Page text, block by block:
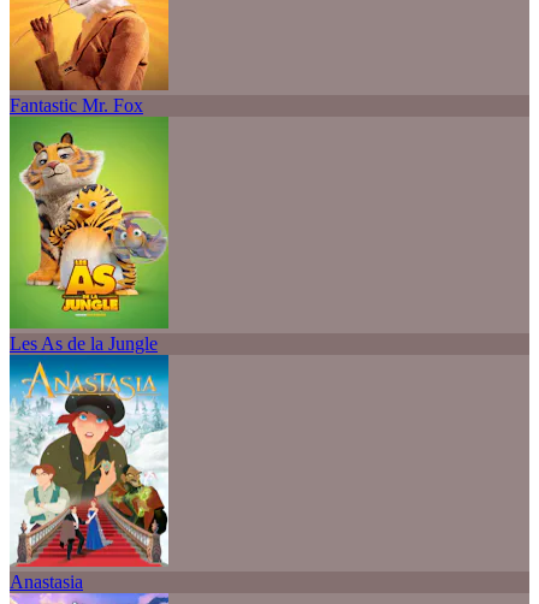
Fantastic Mr. Fox
Les As de la Jungle
Anastasia